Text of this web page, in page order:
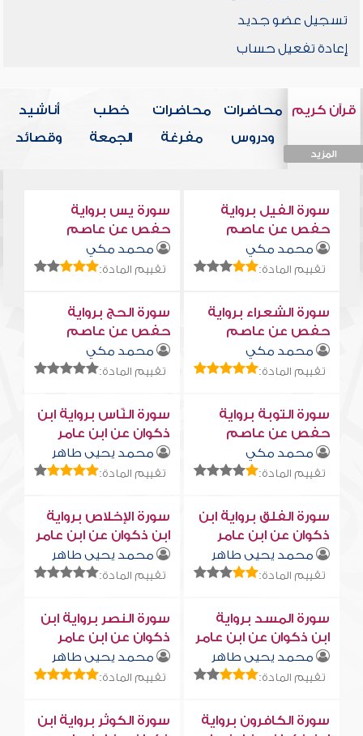
تسجيل عضو جديد
إعادة تفعيل حساب
قرآن كريم
المزيد
محاضرات
ودروس
محاضرات
مفرغة
خطب
الجمعة
أناشيد
وقصائد
سورة الفيل برواية
حفص عن عاصم
محمد مكي
تقييم المادة:
سورة يس برواية
حفص عن عاصم
محمد مكي
تقييم المادة:
سورة الشعراء برواية
حفص عن عاصم
محمد مكي
تقييم المادة:
سورة الحج برواية
حفص عن عاصم
محمد مكي
تقييم المادة:
سورة التوبة برواية
حفص عن عاصم
محمد مكي
تقييم المادة:
سورة النّاس برواية ابن
ذكوان عن ابن عامر
محمد يحيى طاهر
تقييم المادة:
سورة الفلق برواية ابن
ذكوان عن ابن عامر
محمد يحيى طاهر
تقييم المادة:
سورة الإخلاص برواية
ابن ذكوان عن ابن عامر
محمد يحيى طاهر
تقييم المادة:
سورة المسد برواية
ابن ذكوان عن ابن عامر
محمد يحيى طاهر
تقييم المادة:
سورة النصر برواية ابن
ذكوان عن ابن عامر
محمد يحيى طاهر
تقييم المادة:
سورة الكافرون برواية
سورة الكوثر برواية ابن